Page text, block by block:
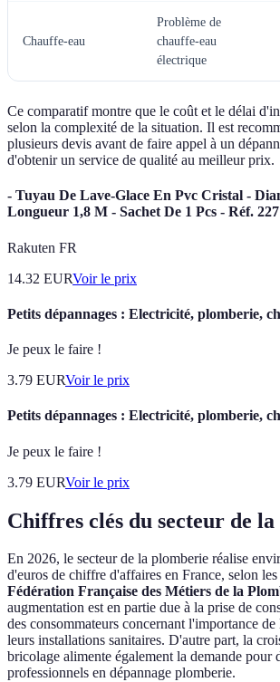
Chauffe-eau
Problème de
chauffe-eau
électrique
Ce comparatif montre que le coût et le délai
selon la complexité de la situation. Il est
plusieurs devis avant de faire appel à un
d'obtenir un service de qualité au meilleur prix.
- Tuyau De Lave-Glace En Pvc Cristal -
Longueur 1,8 M - Sachet De 1 Pcs - Réf.
Rakuten FR
14.32 EURVoir le prix
Petits dépannages : Electricité, plomberie,
Je peux le faire !
3.79 EURVoir le prix
Petits dépannages : Electricité, plomberie,
Je peux le faire !
3.79 EURVoir le prix
Chiffres clés du secteur de
En 2026, le secteur de la plomberie réalise
d'euros de chiffre d'affaires en France, selon
Fédération Française des Métiers de la
augmentation est en partie due à la prise de
des consommateurs concernant l'importance
leurs installations sanitaires. D'autre part, la
bricolage alimente également la demande pour
professionnels en dépannage plomberie.